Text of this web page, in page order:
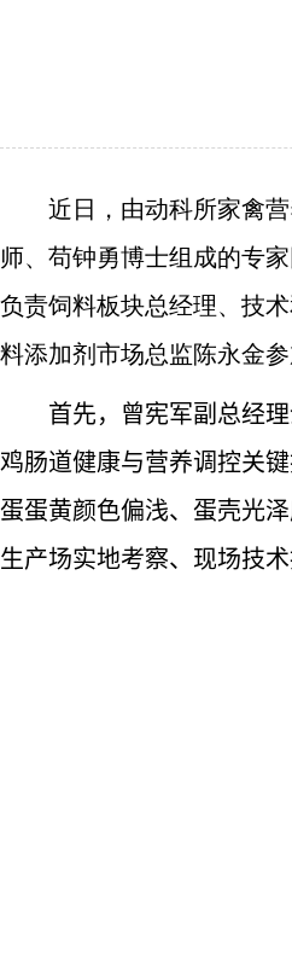
近日，由动科所家禽营
师、苟钟勇博士组成的专
负责饲料板块总经理、技
料添加剂市场总监陈永金参
首先，曾宪军副总经理
鸡肠道健康与营养调控关
蛋蛋黄颜色偏浅、蛋壳光
生产场实地考察、现场技